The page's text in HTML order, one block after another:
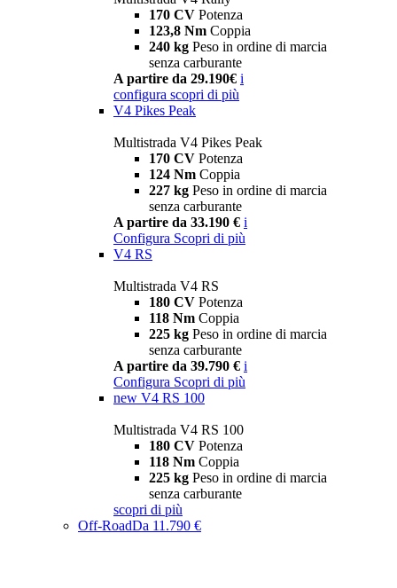
170 CV Potenza
123,8 Nm Coppia
240 kg Peso in ordine di marcia
senza carburante
A partire da 29.190€ i
configura scopri di più
V4 Pikes Peak
Multistrada V4 Pikes Peak
170 CV Potenza
124 Nm Coppia
227 kg Peso in ordine di marcia
senza carburante
A partire da 33.190 € i
Configura Scopri di più
V4 RS
Multistrada V4 RS
180 CV Potenza
118 Nm Coppia
225 kg Peso in ordine di marcia
senza carburante
A partire da 39.790 € i
Configura Scopri di più
new V4 RS 100
Multistrada V4 RS 100
180 CV Potenza
118 Nm Coppia
225 kg Peso in ordine di marcia
senza carburante
scopri di più
Off-RoadDa 11.790 €